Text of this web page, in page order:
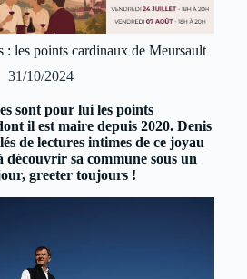
: les points cardinaux de Meursault
31/10/2024
sont pour lui les points
il est maire depuis 2020. Denis
de lectures intimes de ce joyau
découvrir sa commune sous un
greeter toujours !